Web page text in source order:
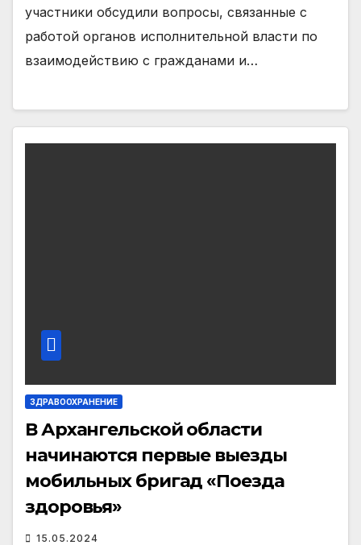
участники обсудили вопросы, связанные с
работой органов исполнительной власти по
взаимодействию с гражданами и…
ЗДРАВООХРАНЕНИЕ
В Архангельской области
начинаются первые выезды
мобильных бригад «Поезда
здоровья»
15.05.2024